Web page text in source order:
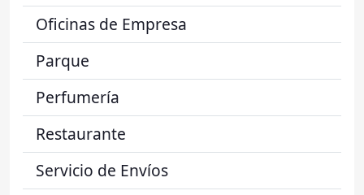
Oficinas de Empresa
Parque
Perfumería
Restaurante
Servicio de Envíos